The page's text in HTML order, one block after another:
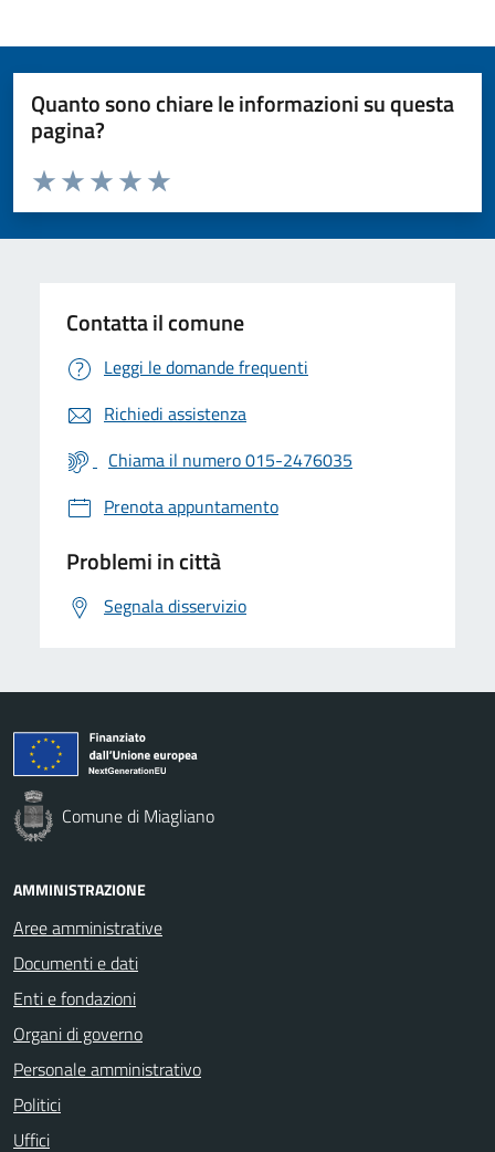
Quanto sono chiare le informazioni su questa
pagina?
Valuta da 1 a 5 stelle la pagina
Valuta 5 stelle su 5
Valuta 4 stelle su 5
Valuta 3 stelle su 5
Valuta 2 stelle su 5
Valuta 1 stelle su 5
Contatta il comune
Leggi le domande frequenti
Richiedi assistenza
Chiama il numero 015-2476035
Prenota appuntamento
Problemi in città
Segnala disservizio
Comune di Miagliano
AMMINISTRAZIONE
Aree amministrative
Documenti e dati
Enti e fondazioni
Organi di governo
Personale amministrativo
Politici
Uffici